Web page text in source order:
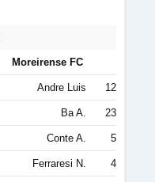
Moreirense FC
Andre Luis 12
Ba A. 23
Conte A. 5
Ferraresi N. 4